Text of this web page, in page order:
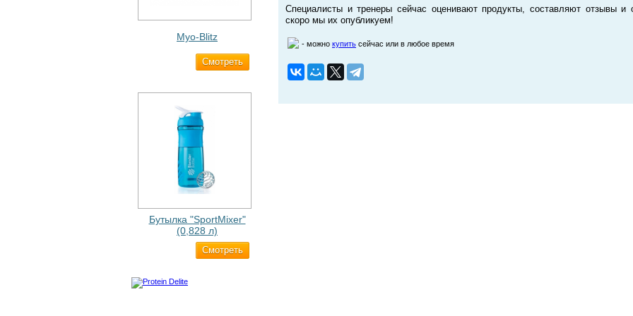
Myo-Blitz
Cмотреть
Бутылка "SportMixer"
(0,828 л)
Cмотреть
Специалисты и тренеры сейчас оценивают продукты, составляют отзывы и
скоро мы их опубликуем!
- можно купить сейчас или в любое время